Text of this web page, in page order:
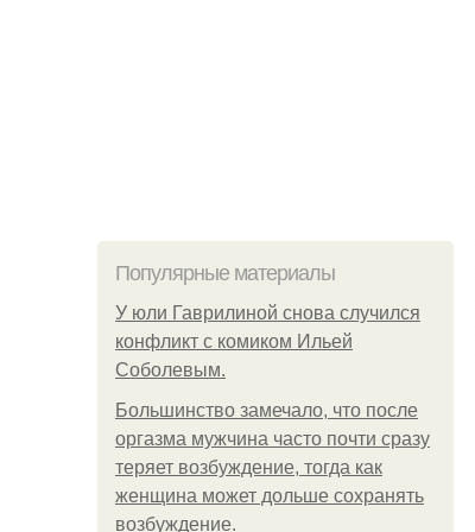
Популярные материалы
У юли Гаврилиной снова случился
конфликт с комиком Ильей
Соболевым.
Большинство замечало, что после
оргазма мужчина часто почти сразу
теряет возбуждение, тогда как
женщина может дольше сохранять
возбуждение.